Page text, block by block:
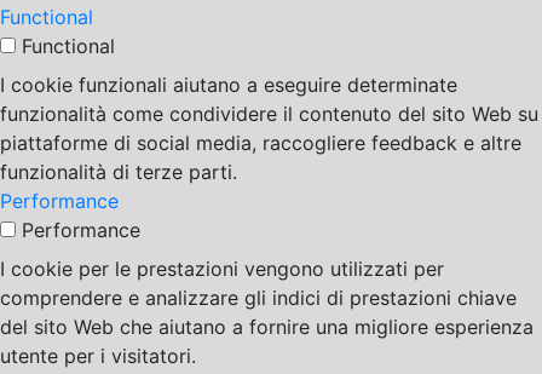
Functional
Functional
I cookie funzionali aiutano a eseguire determinate
funzionalità come condividere il contenuto del sito Web su
piattaforme di social media, raccogliere feedback e altre
funzionalità di terze parti.
Performance
Performance
I cookie per le prestazioni vengono utilizzati per
comprendere e analizzare gli indici di prestazioni chiave
del sito Web che aiutano a fornire una migliore esperienza
utente per i visitatori.